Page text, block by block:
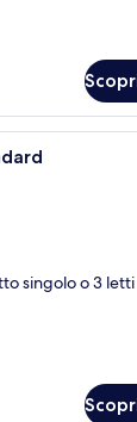
singolo o 3